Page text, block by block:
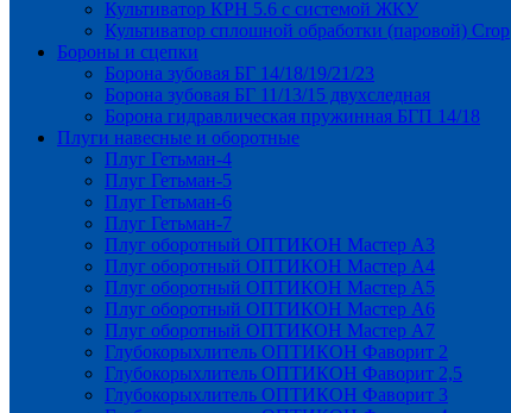
Культиватор КРН 5.6 с системой ЖКУ
Культиватор сплошной обработки (паровой) Crop
Бороны и сцепки
Борона зубовая БГ 14/18/19/21/23
Борона зубовая БГ 11/13/15 двухследная
Борона гидравлическая пружинная БГП 14/18
Плуги навесные и оборотные
Плуг Гетьман-4
Плуг Гетьман-5
Плуг Гетьман-6
Плуг Гетьман-7
Плуг оборотный ОПТИКОН Мастер А3
Плуг оборотный ОПТИКОН Мастер А4
Плуг оборотный ОПТИКОН Мастер А5
Плуг оборотный ОПТИКОН Мастер А6
Плуг оборотный ОПТИКОН Мастер А7
Глубокорыхлитель ОПТИКОН Фаворит 2
Глубокорыхлитель ОПТИКОН Фаворит 2,5
Глубокорыхлитель ОПТИКОН Фаворит 3